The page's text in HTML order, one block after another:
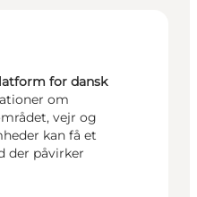
for dansk
om
vejr og
kan få et
der påvirker